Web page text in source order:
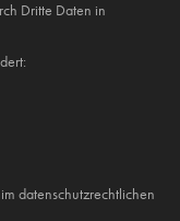
Dritte Daten in
datenschutzrechtlichen